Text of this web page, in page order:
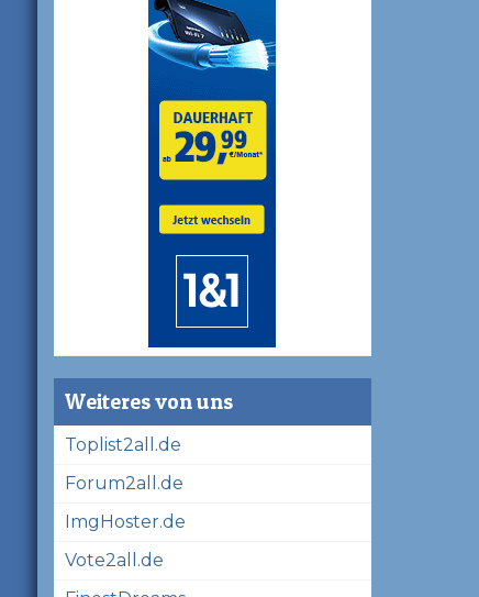
Weiteres von uns
Toplist2all.de
Forum2all.de
ImgHoster.de
Vote2all.de